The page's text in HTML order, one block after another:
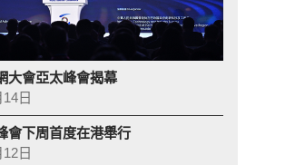
大會亞太峰會揭幕
日
會下周首度在港舉行
日